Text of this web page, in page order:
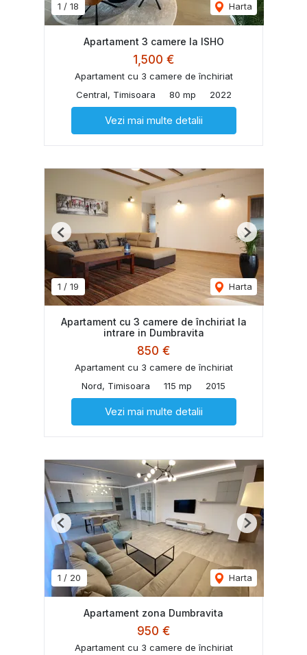
1 / 18 Harta
Apartament 3 camere la ISHO
1,500 €
Apartament cu 3 camere de închiriat
Central, Timisoara
80 mp 2022
Vezi mai multe detalii
1 / 19 Harta
Previous Next
Apartament cu 3 camere de închiriat la
intrare in Dumbravita
850 €
Apartament cu 3 camere de închiriat
Nord, Timisoara
115 mp 2015
Vezi mai multe detalii
1 / 20 Harta
Previous Next
Apartament zona Dumbravita
950 €
Apartament cu 3 camere de închiriat